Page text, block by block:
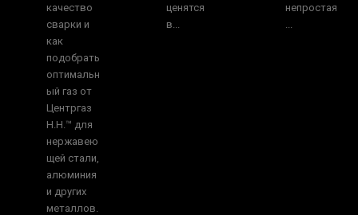
качество
сварки и
как
подобрать
оптимальн
ый газ от
Центргаз
Н.Н.™ для
нержавею
щей стали,
алюминия
и других
металлов.
ценятся
в...
непростая